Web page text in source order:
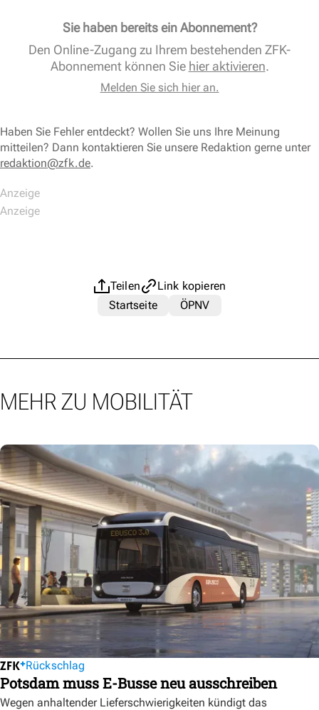
Sie haben bereits ein Abonnement?
Den Online-Zugang zu Ihrem bestehenden ZFK-
Abonnement können Sie hier aktivieren.
Melden Sie sich hier an.
Haben Sie Fehler entdeckt? Wollen Sie uns Ihre Meinung
mitteilen? Dann kontaktieren Sie unsere Redaktion gerne unter
redaktion@zfk.de.
Teilen
Link kopieren
Startseite
ÖPNV
MEHR ZU MOBILITÄT
Rückschlag
Potsdam muss E-Busse neu ausschreiben
Wegen anhaltender Lieferschwierigkeiten kündigt das